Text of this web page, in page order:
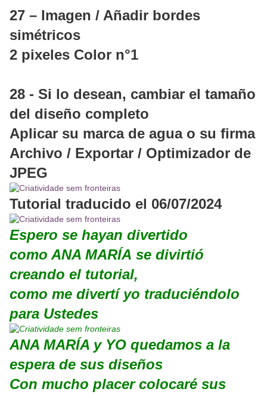
27 – Imagen / Añadir bordes
simétricos
2 pixeles Color n°1
28 - Si lo desean, cambiar el tamaño
del diseño completo
Aplicar su marca de agua o su firma
Archivo / Exportar / Optimizador de
JPEG
Tutorial traducido el 06/07/2024
Espero se hayan divertido
como ANA MARÍA se divirtió
creando el tutorial,
como me divertí yo traduciéndolo
para Ustedes
ANA MARÍA y YO quedamos a la
espera de sus diseños
Con mucho placer colocaré sus